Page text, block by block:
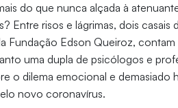
do que nunca alçada à
Entre risos e lágrimas, dois casais
Fundação Edson Queiroz,
uma dupla de psicólogos e
o dilema emocional e demasiado
novo coronavírus.